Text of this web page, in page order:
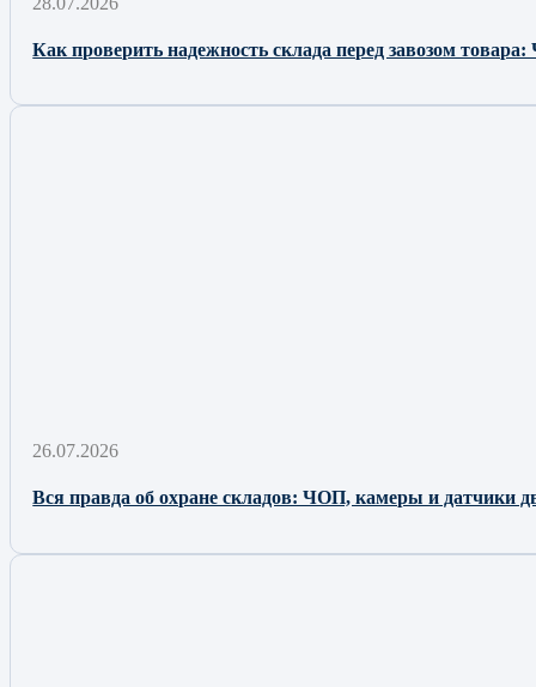
Как проверить надежность склада перед завозом товара:
26.07.2026
Вся правда об охране складов: ЧОП, камеры и датчики